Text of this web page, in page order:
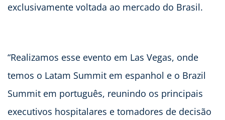
exclusivamente voltada ao mercado do Brasil.
“Realizamos esse evento em Las Vegas, onde
temos o Latam Summit em espanhol e o Brazil
Summit em português, reunindo os principais
executivos hospitalares e tomadores de decisão